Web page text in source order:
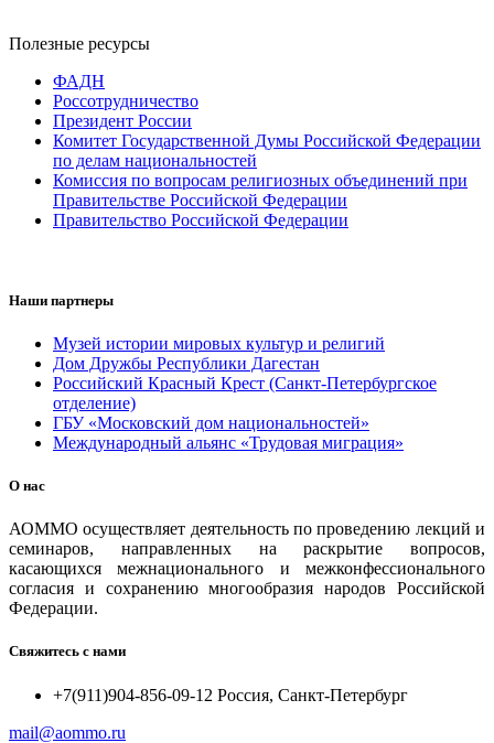
Полезные ресурсы
ФАДН
Россотрудничество
Президент России
Комитет Государственной Думы Российской Федерации
по делам национальностей
Комиссия по вопросам религиозных объединений при
Правительстве Российской Федерации
Правительство Российской Федерации
Наши партнеры
Музей истории мировых культур и религий
Дом Дружбы Республики Дагестан
Российский Красный Крест (Санкт-Петербургское
отделение)
ГБУ «Московский дом национальностей»
Международный альянс «Трудовая миграция»
О нас
АОММО осуществляет деятельность по проведению лекций и
семинаров, направленных на раскрытие вопросов,
касающихся межнационального и межконфессионального
согласия и сохранению многообразия народов Российской
Федерации.
Свяжитесь с нами
+7(911)904-856-09-12 Россия, Санкт-Петербург
mail@aommo.ru